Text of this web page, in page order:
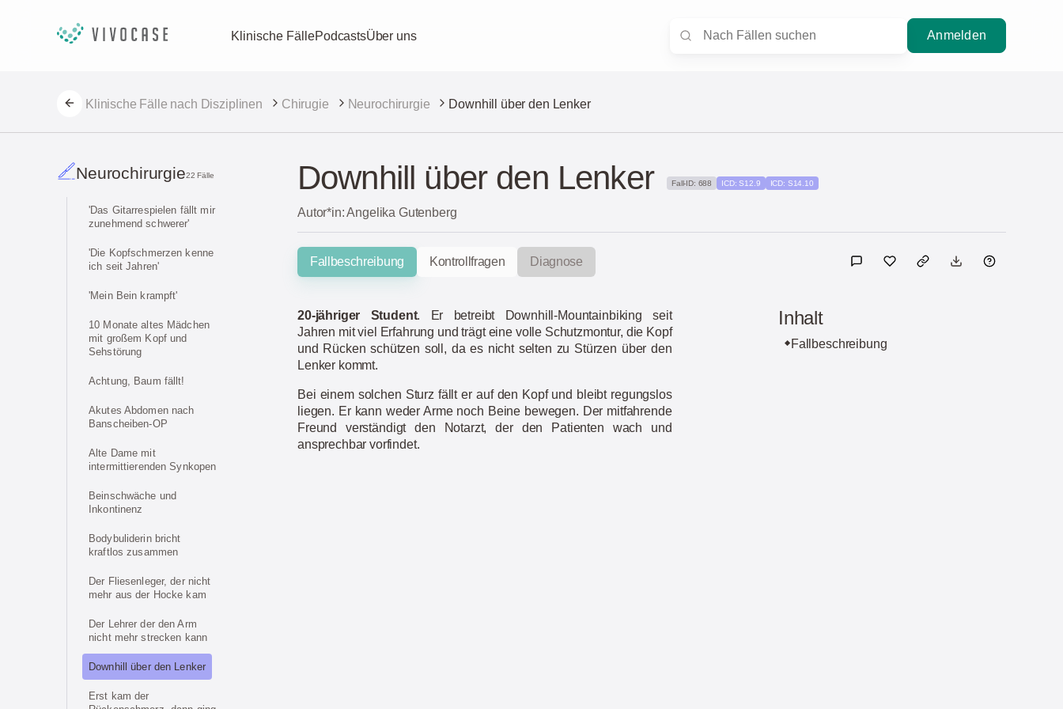
Klinische FällePodcastsÜber uns Anmelden
Klinische Fälle nach Disziplinen Chirugie Neurochirurgie Downhill über den Lenker
Neurochirurgie22 Fälle
'Das Gitarrespielen fällt mir
zunehmend schwerer'
'Die Kopfschmerzen kenne
ich seit Jahren'
'Mein Bein krampft'
10 Monate altes Mädchen
mit großem Kopf und
Sehstörung
Achtung, Baum fällt!
Akutes Abdomen nach
Banscheiben-OP
Alte Dame mit
intermittierenden Synkopen
Beinschwäche und
Inkontinenz
Bodybuliderin bricht
kraftlos zusammen
Der Fliesenleger, der nicht
mehr aus der Hocke kam
Der Lehrer der den Arm
nicht mehr strecken kann
Downhill über den Lenker
Erst kam der
Downhill über den Lenker Fall-ID: 688 ICD: S12.9 ICD: S14.10
Autor*in: Angelika Gutenberg
Fallbeschreibung Kontrollfragen Diagnose
20-jähriger Student. Er betreibt Downhill-Mountainbiking seit
Jahren mit viel Erfahrung und trägt eine volle Schutzmontur, die Kopf
und Rücken schützen soll, da es nicht selten zu Stürzen über den
Lenker kommt.
Bei einem solchen Sturz fällt er auf den Kopf und bleibt regungslos
liegen. Er kann weder Arme noch Beine bewegen. Der mitfahrende
Freund verständigt den Notarzt, der den Patienten wach und
ansprechbar vorfindet.
Inhalt
Fallbeschreibung